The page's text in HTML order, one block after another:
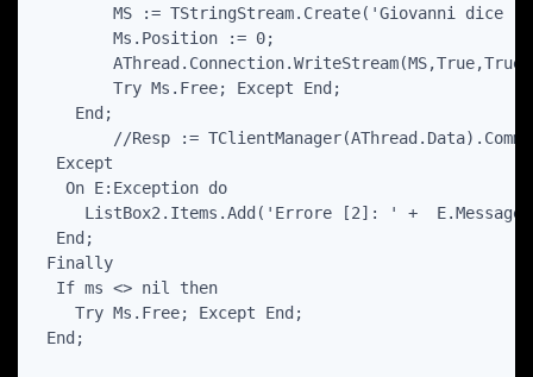
MS := TStringStream.Create('Giovanni dice :
        Ms.Position := 0;
        Try Ms.Free; Except End;
    End;
//Resp :=
  Except
   On E:Exception do
ListBox2.Items.Add('Errore [2]: ' +
  End;
Finally
  If ms <> nil then
    Try Ms.Free; Except End;
End;